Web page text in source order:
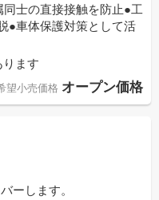
士の直接接触を防止●工
●車体保護対策として活
ます
望小売価格 オープン価格
ーします。